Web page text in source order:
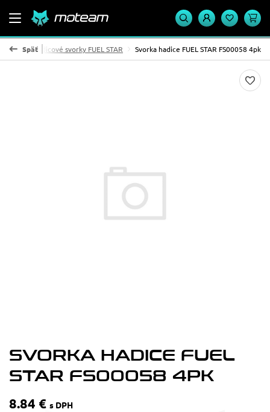
SpäťHadicové svorky FUEL STAR Svorka hadice FUEL STAR FS00058 4pk
SVORKA HADICE FUEL
STAR FS00058 4PK
8.84 € s DPH